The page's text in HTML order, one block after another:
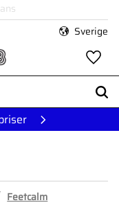
Sverige
Feetcalm